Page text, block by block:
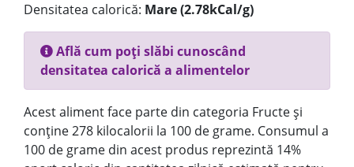
Densitatea calorică: Mare (2.78kCal/g)
Află cum poți slăbi cunoscând
densitatea calorică a alimentelor
Acest aliment face parte din categoria Fructe și
conține 278 kilocalorii la 100 de grame. Consumul a
100 de grame din acest produs reprezintă 14%